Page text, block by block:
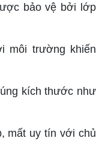
bảo vệ bởi lớp
môi trường khiến
kích thước như
mất uy tín với chủ